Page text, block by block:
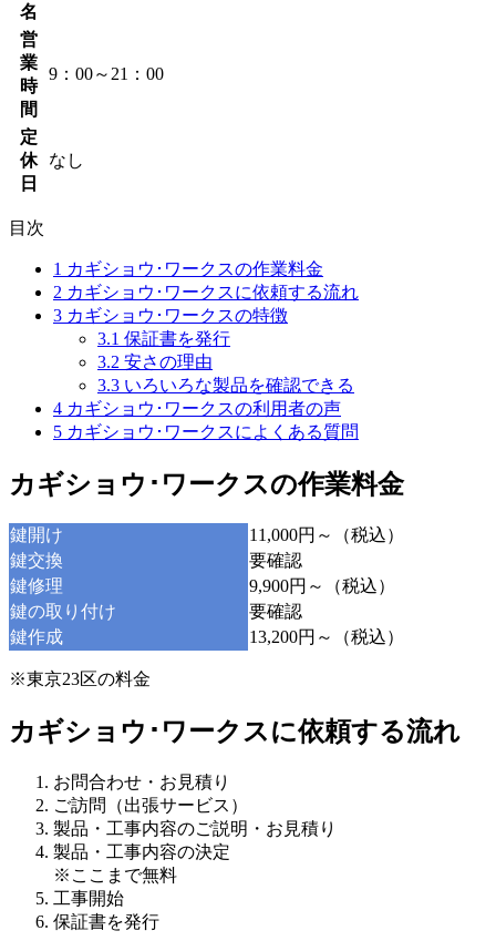
名
営
業
時
間
9：00～21：00
定
休
日
なし
目次
1 カギショウ･ワークスの作業料金
2 カギショウ･ワークスに依頼する流れ
3 カギショウ･ワークスの特徴
3.1 保証書を発行
3.2 安さの理由
3.3 いろいろな製品を確認できる
4 カギショウ･ワークスの利用者の声
5 カギショウ･ワークスによくある質問
カギショウ･ワークスの作業料金
鍵開け
11,000円～（税込）
鍵交換
要確認
鍵修理
9,900円～（税込）
鍵の取り付け
要確認
鍵作成
13,200円～（税込）
※東京23区の料金
カギショウ･ワークスに依頼する流れ
お問合わせ・お見積り
ご訪問（出張サービス）
製品・工事内容のご説明・お見積り
製品・工事内容の決定
※ここまで無料
工事開始
保証書を発行